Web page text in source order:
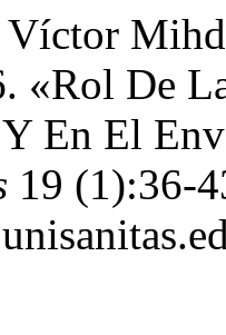
Víctor
«Rol De
Y En El
19 (1):36-